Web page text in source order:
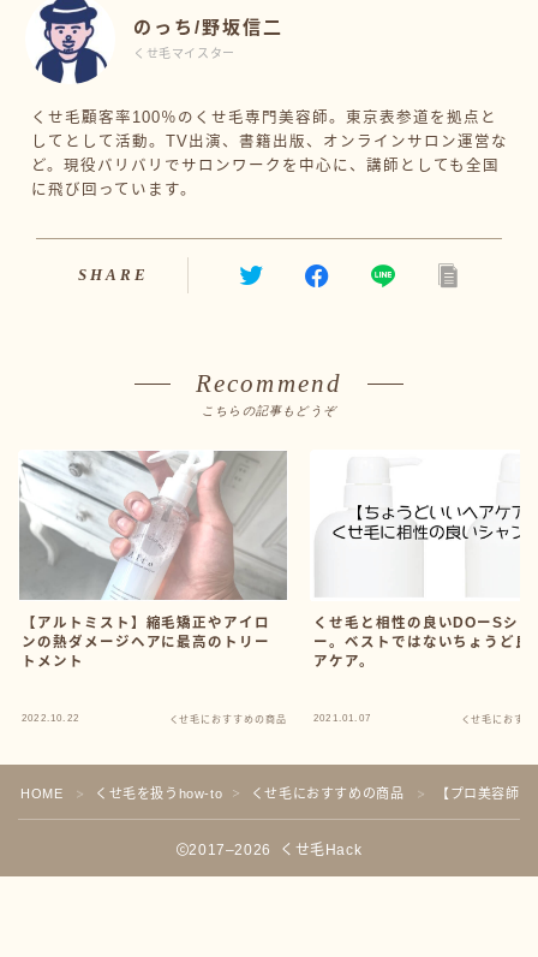
のっち/野坂信二
くせ毛マイスター
くせ毛顧客率100％のくせ毛専門美容師。東京表参道を拠点と
してとして活動。TV出演、書籍出版、オンラインサロン運営な
ど。現役バリバリでサロンワークを中心に、講師としても全国
に飛び回っています。
SHARE
Recommend
こちらの記事もどうぞ
【アルトミスト】縮毛矯正やアイロ
ンの熱ダメージヘアに最高のトリー
トメント
2022.10.22 くせ毛におすすめの商品
くせ毛と相性の良いDOーSシャ
ー。ベストではないちょうど良
アケア。
2021.01.07 くせ毛におす
HOME ＞ くせ毛を扱うhow-to ＞ くせ毛におすすめの商品 ＞ 【プロ美容師
2017–2026 くせ毛Hack